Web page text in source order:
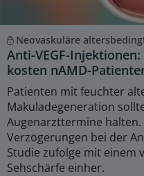
Neovaskuläre
Anti-VEGF-
kosten nAMD-
Patienten mit feuchter
Makuladegeneration
Augenarzttermine
Verzögerungen bei der
Studie zufolge mit einem
Sehschärfe einher.